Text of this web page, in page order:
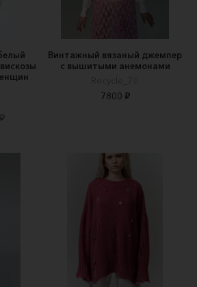
Винтажный вязаный джемпер
с вышитыми анемонами
Recycle_70
7800 ₽